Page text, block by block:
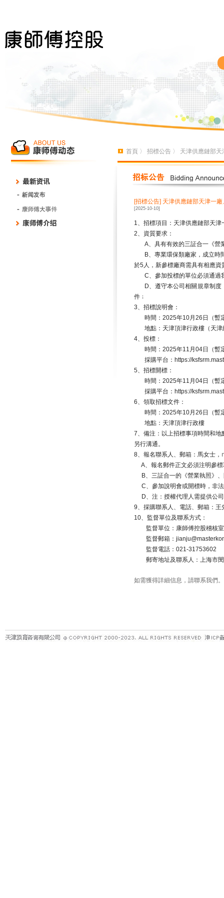
首頁 〉 招標公告 〉 天津供應鏈部
[招標公告] 天津供應鏈部天津一
[2025-10-10]
1、招標項目：天津供應鏈部天
2、資質要求：
A、具有有效的三証合一《營
B、專業環保類廠家，成立時
於5人，新參標廠商需具有相應資
C、參加投標的單位必須通
D、遵守本公司相關規章制
件﹔
3、招標說明會：
時間： 2025年10月 26 日（暫
地點：天津頂津行政樓（天
4、投標：
時間： 2025年11 月 04日（暫
採購平台： https://
5、招標開標：
時間： 2025年11 月 04日（暫
採購平台： https://
6、領取招標文件：
時間： 2025年10月 26 日（暫
地點：天津頂津行政樓
7、備注：以上招標事項時間和
另行溝通。
8、報名聯系人、郵箱：馬女士，
A、報名郵件正文必須注明參
B、三証合一的《營業執照》
C、參加說明會或開標時，非
D、注：授權代理人需提供公
9、採購聯系人、電話、郵箱：王
10、監督單位及聯系方式：
監督單位：康師傅控股稽核室
監督郵箱：
監督電話： 021-31753602
郵寄地址及聯系人：上海市
如需獲得詳細信息，請聯系我們。